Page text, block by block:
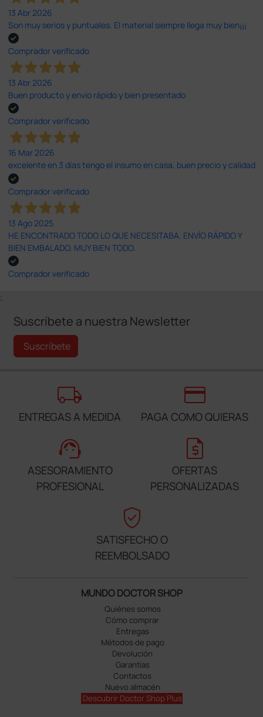
13 Abr 2026
Son muy serios y puntuales. El material siempre llega muy bien¡¡¡
Comprador verificado
13 Abr 2026
Buen producto y envío rápido y bien presentado
Comprador verificado
16 Mar 2026
excelente en 3 días tengo el insumo en casa, buen precio y calidad
Comprador verificado
13 Ago 2025
HE ENCONTRADO TODO LO QUE NECESITABA. ENVÍO RÁPIDO Y
BIEN EMBALADO. MUY BIEN TODO.
Comprador verificado
;
Suscríbete a nuestra Newsletter
Suscríbete
local_shipping
ENTREGAS A MEDIDA
credit_card
PAGA COMO QUIERAS
support_agent
ASESORAMIENTO
PROFESIONAL
request_quote
OFERTAS
PERSONALIZADAS
verified_user
SATISFECHO O
REEMBOLSADO
MUNDO DOCTOR SHOP
Quiénes somos
Cómo comprar
Entregas
Métodos de pago
Devolución
Garantías
Contactos
Nuevo almacén
Descubrir Doctor Shop Plus